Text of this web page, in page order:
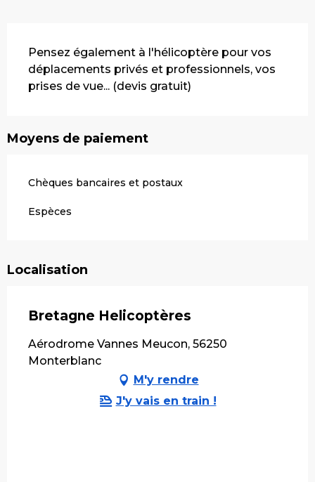
Pensez également à l'hélicoptère pour vos
déplacements privés et professionnels, vos
prises de vue... (devis gratuit)
Moyens de paiement
Chèques bancaires et postaux
Espèces
Localisation
Bretagne Helicoptères
Aérodrome Vannes Meucon, 56250
Monterblanc
M'y rendre
J'y vais en train !